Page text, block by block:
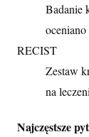
Badanie
RECIST
Zestaw
na
Najczęstsze